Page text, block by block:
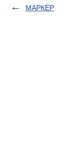
МАРКЁР